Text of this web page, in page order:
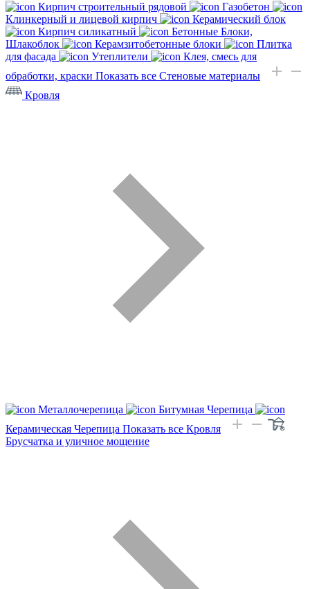
Кирпич строительный рядовой
Газобетон
Клинкерный и лицевой кирпич
Керамический блок
Кирпич силикатный
Бетонные Блоки,
Шлакоблок
Керамзитобетонные блоки
Плитка
для фасада
Утеплители
Клея, смесь для
обработки, краски Показать все Стеновые материалы
Кровля
Металлочерепица
Битумная Черепица
Керамическая Черепица Показать все Кровля
Брусчатка и уличное мощение